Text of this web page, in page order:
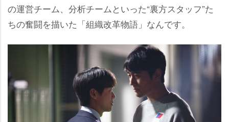
の運営チーム、分析チームといった“裏方スタッフ”た
ちの奮闘を描いた「組織改革物語」なんです。